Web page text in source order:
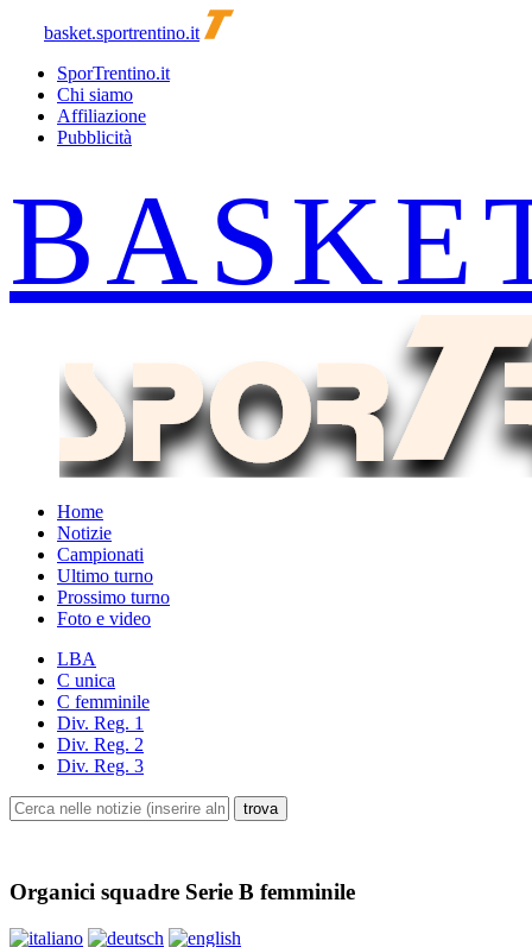
basket.sportrentino.it
SporTrentino.it
Chi siamo
Affiliazione
Pubblicità
Home
Notizie
Campionati
Ultimo turno
Prossimo turno
Foto e video
LBA
C unica
C femminile
Div. Reg. 1
Div. Reg. 2
Div. Reg. 3
Organici squadre Serie B femminile